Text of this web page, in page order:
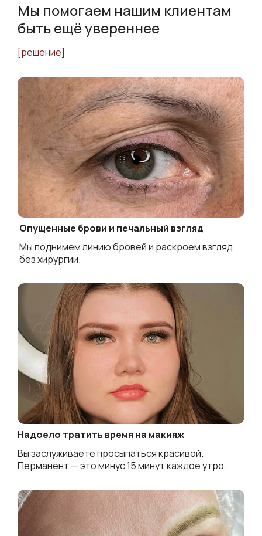
Мы помогаем нашим клиентам
быть ещё увереннее
[решение]
Надоело тратить время на макияж
Вы заслуживаете просыпаться красивой.
Перманент — это минус 15 минут каждое утро.
Опущенные брови и печальный взгляд
Мы поднимем линию бровей и раскроем взгляд
без хирургии.